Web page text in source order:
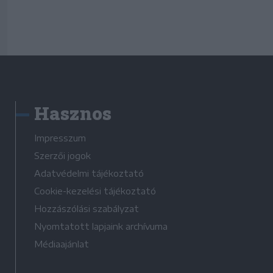
Hasznos
Impresszum
Szerzői jogok
Adatvédelmi tájékoztató
Cookie-kezelési tájékoztató
Hozzászólási szabályzat
Nyomtatott lapjaink archívuma
Médiaajánlat